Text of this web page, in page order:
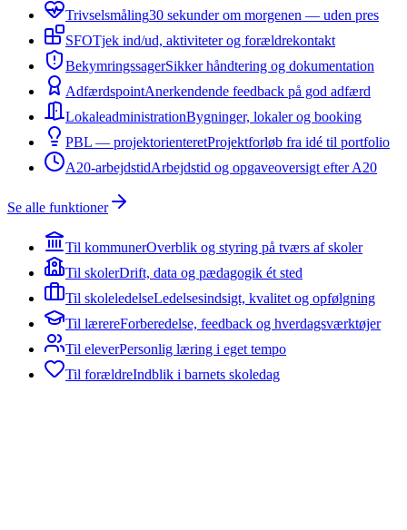
Trivselsmåling30 sekunder om morgenen — uden pres
SFOTjek ind/ud, aktiviteter og forældrekontakt
BekymringssagerSikker håndtering og dokumentation
AdfærdspointAnerkendende feedback på god adfærd
LokaleadministrationBygninger, lokaler og booking
PBL — projektorienteretProjektforløb fra idé til portfolio
A20-arbejdstidArbejdstid og opgaveoversigt efter A20
Se alle funktioner
Til kommunerOverblik og styring på tværs af skoler
Til skolerDrift, data og pædagogik ét sted
Til skoleledelseLedelsesindsigt, kvalitet og opfølgning
Til lærereForberedelse, feedback og hverdagsværktøjer
Til eleverPersonlig læring i eget tempo
Til forældreIndblik i barnets skoledag